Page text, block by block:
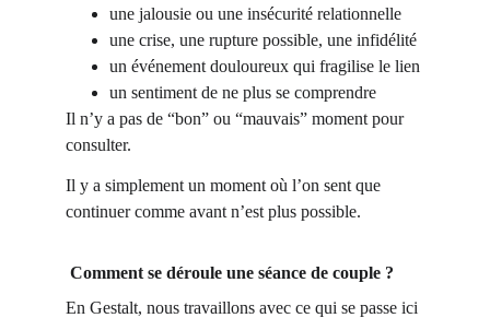
une jalousie ou une insécurité relationnelle
une crise, une rupture possible, une infidélité
un événement douloureux qui fragilise le lien
un sentiment de ne plus se comprendre
Il n’y a pas de “bon” ou “mauvais” moment pour
consulter.
Il y a simplement un moment où l’on sent que
continuer comme avant n’est plus possible.
Comment se déroule une séance de couple ?
En Gestalt, nous travaillons avec ce qui se passe ici